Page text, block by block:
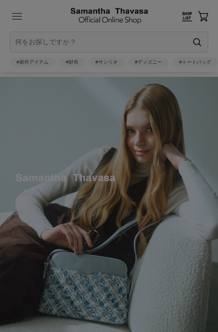
#新作アイテム #財布 #サンリオ #ディズニー #トートバッグ